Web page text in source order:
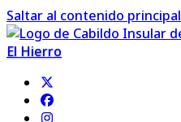
Saltar al contenido principal
El Hierro